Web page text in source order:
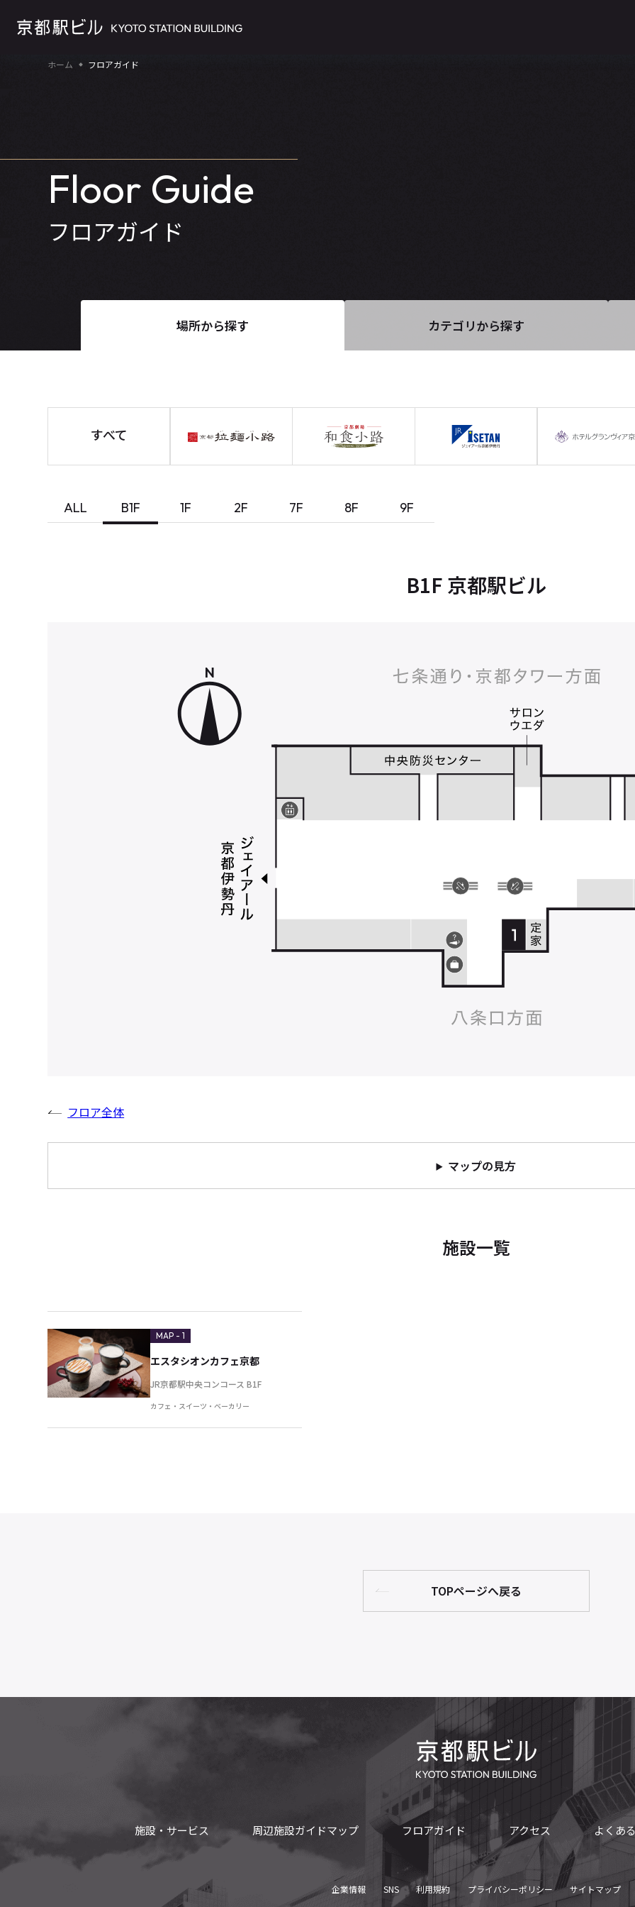
ホーム フロアガイド
Floor Guide
フロアガイド
場所から探す カテゴリから探す
すべて
ALL B1F 1F 2F 7F 8F 9F
B1F 京都駅ビル
フロア全体
マップの見方
施設一覧
MAP - 1
エスタシオンカフェ京都
JR京都駅中央コンコース B1F
カフェ・スイーツ・ベーカリー
TOPページへ戻る
施設・サービス 周辺施設ガイドマップ フロアガイド アクセス よくあ
企業情報 SNS 利用規約 プライバシーポリシー サイトマップ